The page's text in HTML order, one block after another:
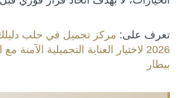
تعرف على: مركز تجميل في حلب
2026 لاختيار العناية التجميلية الآمنة
بيطار